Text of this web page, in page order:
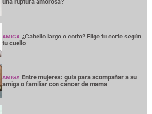
una ruptura amorosa?
AMIGA ¿Cabello largo o corto? Elige tu corte según
tu cuello
AMIGA Entre mujeres: guía para acompañar a su
amiga o familiar con cáncer de mama